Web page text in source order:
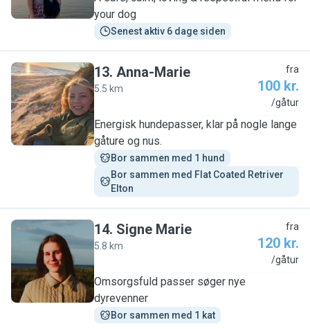
your dog
Senest aktiv 6 dage siden
A
13. Anna-Marie
5.5 km
fra
100 kr.
/gåtur
Energisk hundepasser, klar på nogle lange
gåture og nus.
Bor sammen med 1 hund
Bor sammen med Flat Coated Retriver
Elton
S
14. Signe Marie
5.8 km
fra
120 kr.
/gåtur
Omsorgsfuld passer søger nye
dyrevenner
Bor sammen med 1 kat